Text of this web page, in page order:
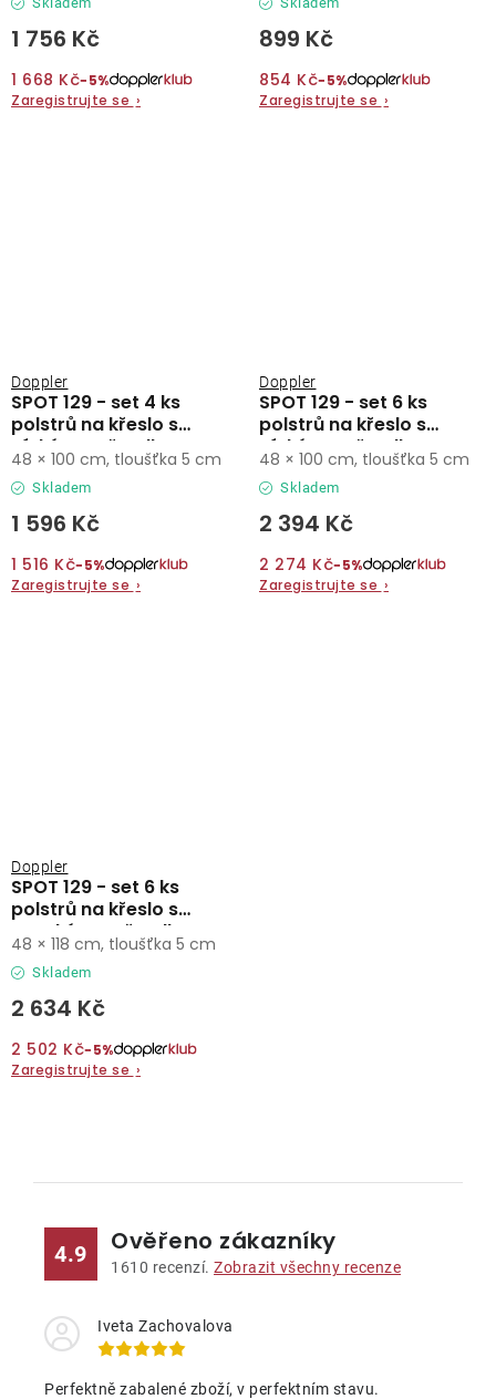
1 756 Kč
1 668 Kč−5%
Zaregistrujte se ›
899 Kč
854 Kč−5%
Zaregistrujte se ›
SPOT 129 - set 4 ks
polstrů na křeslo s
nízkým opěradlem
Doppler
Skladem
1 596 Kč
1 516 Kč−5%
Zaregistrujte se ›
48 × 100 cm, tloušťka 5 cm
SPOT 129 - set 6 ks
polstrů na křeslo s
nízkým opěradlem
Doppler
Skladem
2 394 Kč
2 274 Kč−5%
Zaregistrujte se ›
48 × 100 cm, tloušťka 5 cm
SPOT 129 - set 6 ks
polstrů na křeslo s
vysokým opěradlem
Doppler
Skladem
2 634 Kč
2 502 Kč−5%
Zaregistrujte se ›
48 × 118 cm, tloušťka 5 cm
4.9 Ověřeno zákazníky
1610 recenzí. Zobrazit všechny recenze
Iveta Zachovalova
Perfektně zabalené zboží, v perfektním stavu.